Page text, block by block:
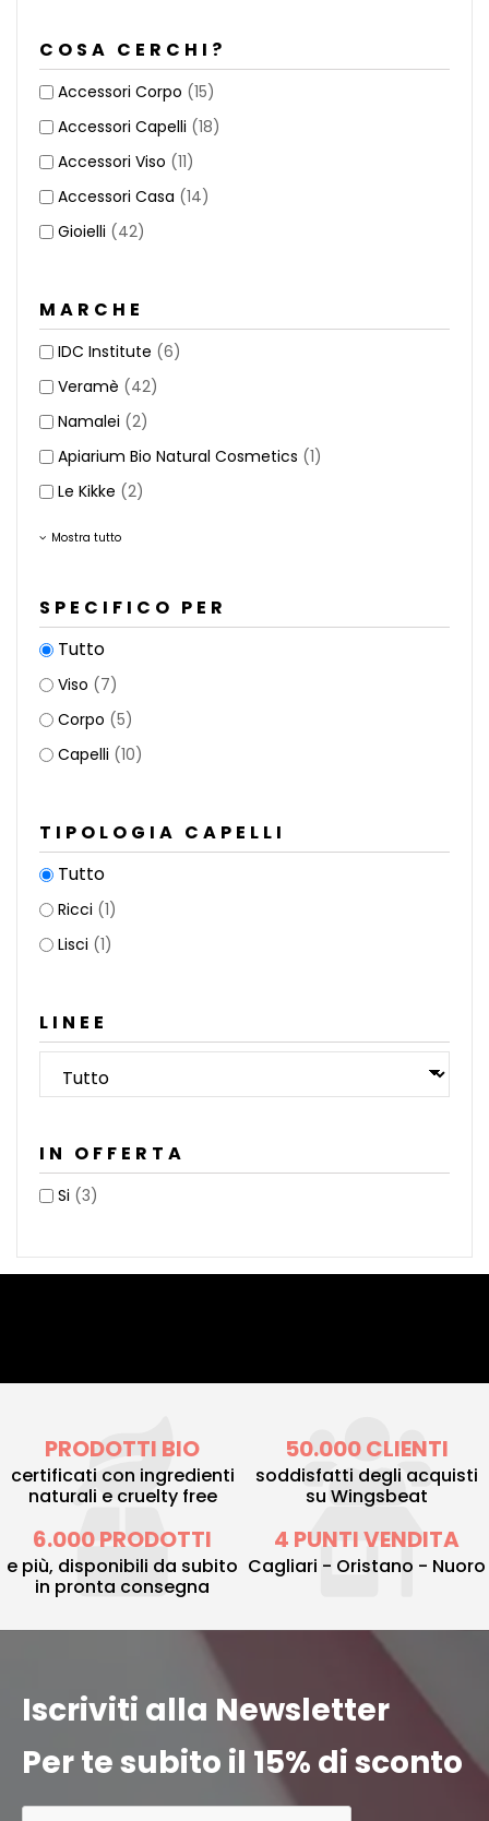
COSA CERCHI?
Accessori Corpo (15)
Accessori Capelli (18)
Accessori Viso (11)
Accessori Casa (14)
Gioielli (42)
MARCHE
IDC Institute (6)
Veramè (42)
Namalei (2)
Apiarium Bio Natural Cosmetics (1)
Le Kikke (2)
Mostra tutto
SPECIFICO PER
Tutto
Viso (7)
Corpo (5)
Capelli (10)
TIPOLOGIA CAPELLI
Tutto
Ricci (1)
Lisci (1)
LINEE
IN OFFERTA
Si (3)
PRODOTTI BIO
certificati con ingredienti
naturali e cruelty free
50.000 CLIENTI
soddisfatti degli acquisti
su Wingsbeat
6.000 PRODOTTI
e più, disponibili da subito
in pronta consegna
4 PUNTI VENDITA
Cagliari - Oristano - Nuoro
Iscriviti alla Newsletter
Per te subito il 15% di sconto